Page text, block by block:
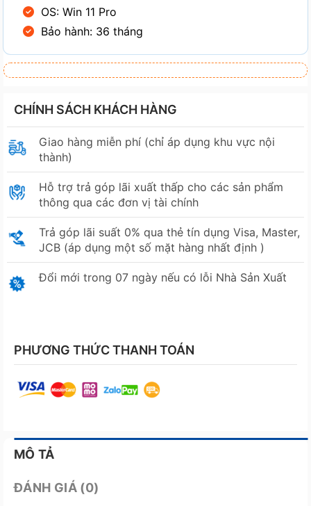
OS: Win 11 Pro
Bảo hành: 36 tháng
CHÍNH SÁCH KHÁCH HÀNG
Giao hàng miễn phí (chỉ áp dụng khu vực nội
thành)
Hỗ trợ trả góp lãi xuất thấp cho các sản phẩm
thông qua các đơn vị tài chính
Trả góp lãi suất 0% qua thẻ tín dụng Visa, Master,
JCB (áp dụng một số mặt hàng nhất định )
Đổi mới trong 07 ngày nếu có lỗi Nhà Sản Xuất
PHƯƠNG THỨC THANH TOÁN
MÔ TẢ
ĐÁNH GIÁ (0)